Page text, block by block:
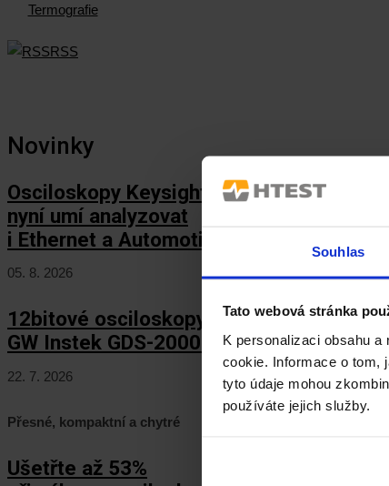
Souhlas
Tato webová stránka
K personalizaci obsahu
cookie. Informace o tom,
tyto údaje mohou
používáte jejich služby.
Termografie
RSS
Novinky
Osciloskopy Keysight HD3
nyní umí analyzovat
i Ethernet a Automotive Ethernet!
05. 8. 2026
12bitové osciloskopy
GW Instek GDS-2000HD/HG
22. 7. 2026
Přesné, kompaktní a chytré
Ušetřte až 53%